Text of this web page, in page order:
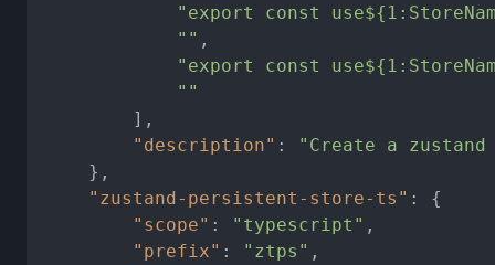
"export const
"" ,
"export const
""
] ,
"description" :
"Create a
} ,
"zustand-persistent-store-ts" :
{
"scope" : "typescript" ,
"prefix" : "ztps" ,